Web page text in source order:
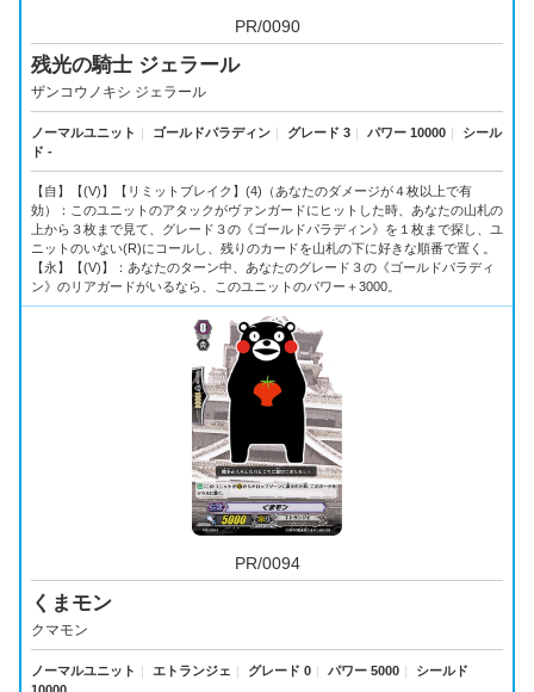
PR/0090
残光の騎士 ジェラール
ザンコウノキシ ジェラール
ノーマルユニット ｜ ゴールドパラディン ｜ グレード 3 ｜ パワー 10000 ｜
シール
ド -
【自】【(V)】【リミットブレイク】(4)（あなたのダメージが４枚以上で有
効）：このユニットのアタックがヴァンガードにヒットした時、あなたの山札の
上から３枚まで見て、グレード３の《ゴールドパラディン》を１枚まで探し、ユ
ニットのいない(R)にコールし、残りのカードを山札の下に好きな順番で置く。
【永】【(V)】：あなたのターン中、あなたのグレード３の《ゴールドパラディ
ン》のリアガードがいるなら、このユニットのパワー＋3000。
PR/0094
くまモン
クマモン
ノーマルユニット ｜ エトランジェ ｜ グレード 0 ｜ パワー 5000 ｜
シールド